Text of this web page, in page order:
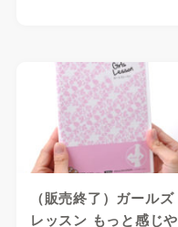
（販売終了）ガールズ
レッスン もっと感じや